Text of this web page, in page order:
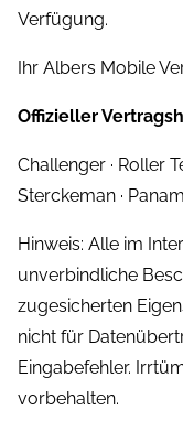
Verfügung.
Ihr Albers Mobile
Offizieller
Challenger · Roller
Sterckeman ·
Hinweis: Alle im
unverbindliche
zugesicherten
nicht für
Eingabefehler.
vorbehalten.